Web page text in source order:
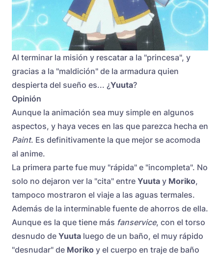
Al terminar la misión y rescatar a la "princesa", y
gracias a la "maldición" de la armadura quien
despierta del sueño es... ¿Yuuta?
Opinión
Aunque la animación sea muy simple en algunos
aspectos, y haya veces en las que parezca hecha en
Paint. Es definitivamente la que mejor se acomoda
al anime.
La primera parte fue muy "rápida" e "incompleta". No
solo no dejaron ver la "cita" entre Yuuta y Moriko,
tampoco mostraron el viaje a las aguas termales.
Además de la interminable fuente de ahorros de ella.
Aunque es la que tiene más fanservice, con el torso
desnudo de Yuuta luego de un baño, el muy rápido
"desnudar" de Moriko y el cuerpo en traje de baño